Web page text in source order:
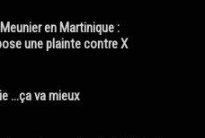
en Martinique :
une plainte contre X
…ça va mieux